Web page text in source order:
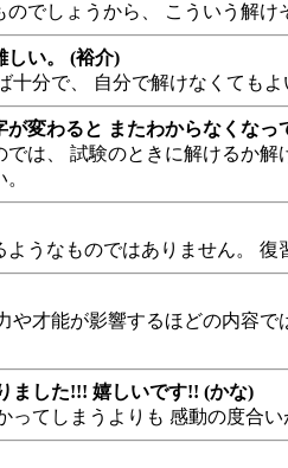
でしょうから、 こういう解
しい。 (裕介)
分で、 自分で解けなくても
変わると またわからなくな
は、 試験のときに解けるか
うなものではありません。 復
や才能が影響するほどの内容
ました!!! 嬉しいです!! (かな)
てしまうよりも 感動の度合